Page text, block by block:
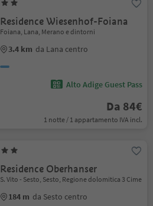
Residence Wiesenhof-Foiana
Foiana, Lana, Merano e dintorni
3.4 km da Lana centro
Alto Adige Guest Pass
Da 84€
1 notte / 1 appartamento IVA incl.
Residence Oberhanser
S. Vito - Sesto, Sesto, Regione dolomitica 3 Cime
184 m da Sesto centro